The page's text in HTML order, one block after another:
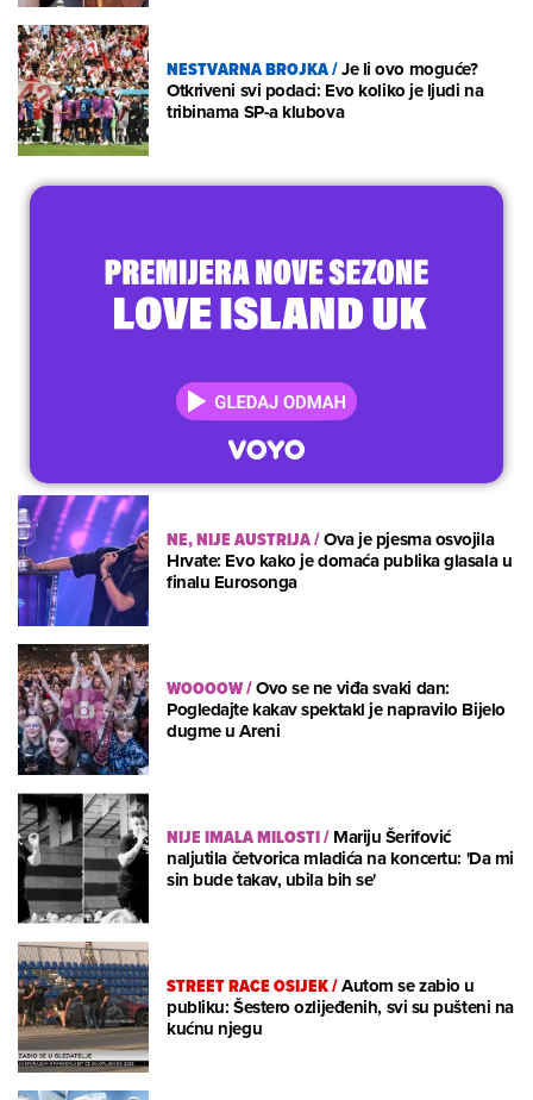
NESTVARNA BROJKA/Je li ovo moguće?
Otkriveni svi podaci: Evo koliko je ljudi na
tribinama SP-a klubova
NE, NIJE AUSTRIJA/Ova je pjesma osvojila
Hrvate: Evo kako je domaća publika glasala u
finalu Eurosonga
WOOOOW/Ovo se ne viđa svaki dan:
Pogledajte kakav spektakl je napravilo Bijelo
dugme u Areni
NIJE IMALA MILOSTI/Mariju Šerifović
naljutila četvorica mladića na koncertu: 'Da mi
sin bude takav, ubila bih se'
STREET RACE OSIJEK/Autom se zabio u
publiku: Šestero ozlijeđenih, svi su pušteni na
kućnu njegu